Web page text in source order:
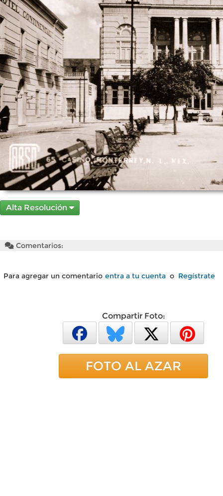
Alta Resolución
Comentarios:
Para agregar un comentario entra a tu cuenta o Regístrate
Compartir Foto:
FOTO AL AZAR